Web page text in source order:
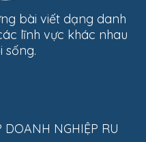
bài viết dạng danh
lĩnh vực khác nhau
sống.
NGHIỆP RU